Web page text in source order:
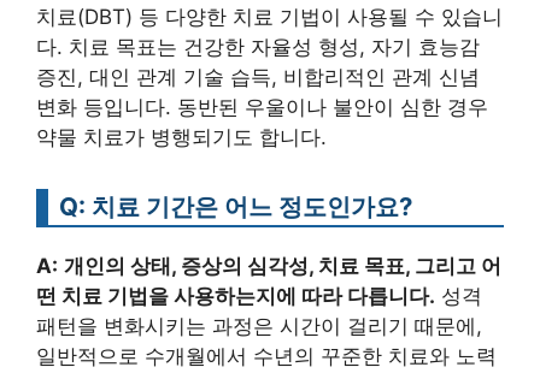
치료(DBT) 등 다양한 치료 기법이 사용될 수 있습니
다. 치료 목표는 건강한 자율성 형성, 자기 효능감
증진, 대인 관계 기술 습득, 비합리적인 관계 신념
변화 등입니다. 동반된 우울이나 불안이 심한 경우
약물 치료가 병행되기도 합니다.
Q: 치료 기간은 어느 정도인가요?
A: 개인의 상태, 증상의 심각성, 치료 목표, 그리고 어
떤 치료 기법을 사용하는지에 따라 다릅니다. 성격
패턴을 변화시키는 과정은 시간이 걸리기 때문에,
일반적으로 수개월에서 수년의 꾸준한 치료와 노력